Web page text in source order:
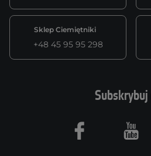
Sklep Ciemiętniki
+48 45 95 95 298
Subskrybuj
Facebook